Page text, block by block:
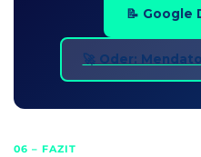
📝 Google
🚀 Oder:
06 – FAZIT